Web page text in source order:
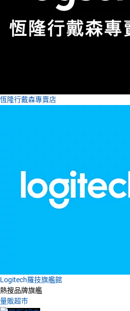
恆隆行戴森專賣店
Logitech羅技旗艦館
熱搜品牌旗艦
量販超市